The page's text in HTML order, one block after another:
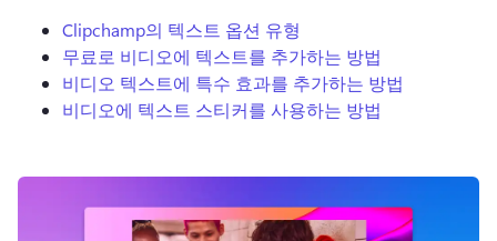
로그인
무료 체험하기
Clipchamp의 텍스트 옵션 유형
무료로 비디오에 텍스트를 추가하는 방법
비디오 텍스트에 특수 효과를 추가하는 방법
비디오에 텍스트 스티커를 사용하는 방법